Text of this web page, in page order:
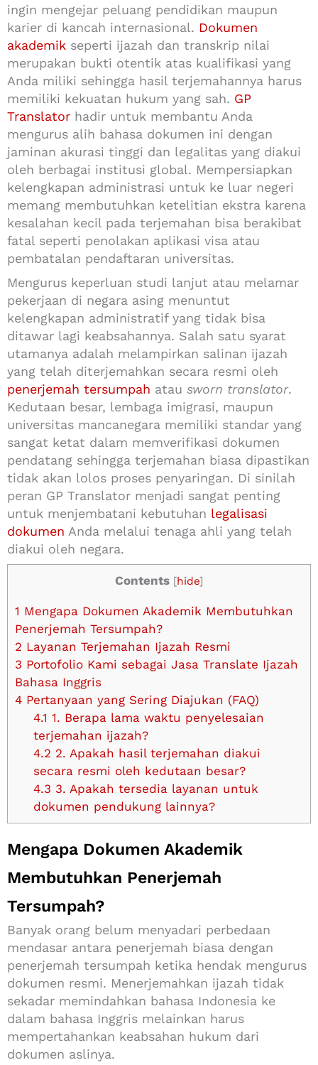
ingin mengejar peluang pendidikan maupun
karier di kancah internasional. Dokumen
akademik seperti ijazah dan transkrip nilai
merupakan bukti otentik atas kualifikasi yang
Anda miliki sehingga hasil terjemahannya harus
memiliki kekuatan hukum yang sah. GP
Translator hadir untuk membantu Anda
mengurus alih bahasa dokumen ini dengan
jaminan akurasi tinggi dan legalitas yang diakui
oleh berbagai institusi global. Mempersiapkan
kelengkapan administrasi untuk ke luar negeri
memang membutuhkan ketelitian ekstra karena
kesalahan kecil pada terjemahan bisa berakibat
fatal seperti penolakan aplikasi visa atau
pembatalan pendaftaran universitas.
Mengurus keperluan studi lanjut atau melamar
pekerjaan di negara asing menuntut
kelengkapan administratif yang tidak bisa
ditawar lagi keabsahannya. Salah satu syarat
utamanya adalah melampirkan salinan ijazah
yang telah diterjemahkan secara resmi oleh
penerjemah tersumpah atau sworn translator.
Kedutaan besar, lembaga imigrasi, maupun
universitas mancanegara memiliki standar yang
sangat ketat dalam memverifikasi dokumen
pendatang sehingga terjemahan biasa dipastikan
tidak akan lolos proses penyaringan. Di sinilah
peran GP Translator menjadi sangat penting
untuk menjembatani kebutuhan legalisasi
dokumen Anda melalui tenaga ahli yang telah
diakui oleh negara.
Contents [hide]
1 Mengapa Dokumen Akademik Membutuhkan
Penerjemah Tersumpah?
2 Layanan Terjemahan Ijazah Resmi
3 Portofolio Kami sebagai Jasa Translate Ijazah
Bahasa Inggris
4 Pertanyaan yang Sering Diajukan (FAQ)
4.1 1. Berapa lama waktu penyelesaian
terjemahan ijazah?
4.2 2. Apakah hasil terjemahan diakui
secara resmi oleh kedutaan besar?
4.3 3. Apakah tersedia layanan untuk
dokumen pendukung lainnya?
Mengapa Dokumen Akademik
Membutuhkan Penerjemah
Tersumpah?
Banyak orang belum menyadari perbedaan
mendasar antara penerjemah biasa dengan
penerjemah tersumpah ketika hendak mengurus
dokumen resmi. Menerjemahkan ijazah tidak
sekadar memindahkan bahasa Indonesia ke
dalam bahasa Inggris melainkan harus
mempertahankan keabsahan hukum dari
dokumen aslinya.